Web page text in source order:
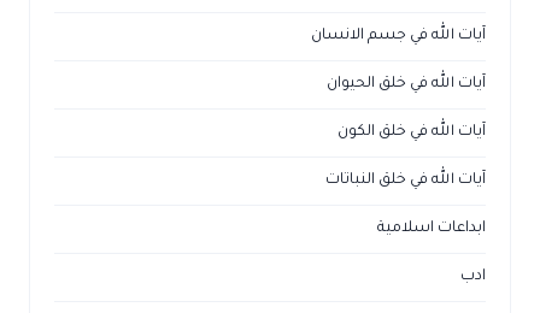
آيات الله في جسم الانسان
آيات الله في خلق الحيوان
آيات الله في خلق الكون
آيات الله في خلق النباتات
ابداعات اسلامية
ادب